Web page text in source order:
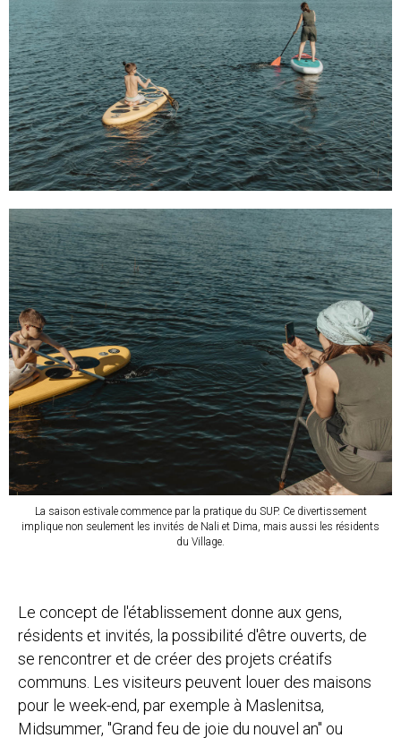
La saison estivale commence par la pratique du SUP. Ce divertissement
implique non seulement les invités de Nali et Dima, mais aussi les résidents
du Village.
Le concept de l'établissement donne aux gens,
résidents et invités, la possibilité d'être ouverts, de
se rencontrer et de créer des projets créatifs
communs. Les visiteurs peuvent louer des maisons
pour le week-end, par exemple à Maslenitsa,
Midsummer, "Grand feu de joie du nouvel an" ou